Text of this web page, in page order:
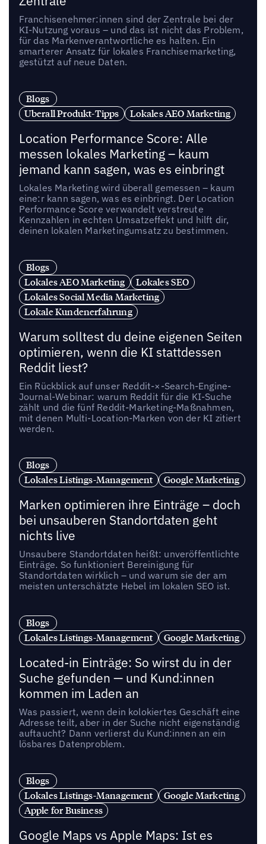
Franchisenehmer:innen sind der Zentrale bei der
KI-Nutzung voraus – und das ist nicht das Problem,
für das Markenverantwortliche es halten. Ein
smarterer Ansatz für lokales Franchisemarketing,
gestützt auf neue Daten.
Blogs
Uberall Produkt-Tipps
Lokales AEO Marketing
Location Performance Score: Alle
messen lokales Marketing – kaum
jemand kann sagen, was es einbringt
Lokales Marketing wird überall gemessen – kaum
eine:r kann sagen, was es einbringt. Der Location
Performance Score verwandelt verstreute
Kennzahlen in echten Umsatzeffekt und hilft dir,
deinen lokalen Marketingumsatz zu bestimmen.
Blogs
Lokales AEO Marketing
Lokales SEO
Lokales Social Media Marketing
Lokale Kundenerfahrung
Warum solltest du deine eigenen Seiten
optimieren, wenn die KI stattdessen
Reddit liest?
Ein Rückblick auf unser Reddit-×-Search-Engine-
Journal-Webinar: warum Reddit für die KI-Suche
zählt und die fünf Reddit-Marketing-Maßnahmen,
mit denen Multi-Location-Marken von der KI zitiert
werden.
Blogs
Lokales Listings-Management
Google Marketing
Marken optimieren ihre Einträge – doch
bei unsauberen Standortdaten geht
nichts live
Unsaubere Standortdaten heißt: unveröffentlichte
Einträge. So funktioniert Bereinigung für
Standortdaten wirklich – und warum sie der am
meisten unterschätzte Hebel im lokalen SEO ist.
Blogs
Lokales Listings-Management
Google Marketing
Located-in Einträge: So wirst du in der
Suche gefunden — und Kund:innen
kommen im Laden an
Was passiert, wenn dein kolokiertes Geschäft eine
Adresse teilt, aber in der Suche nicht eigenständig
auftaucht? Dann verlierst du Kund:innen an ein
lösbares Datenproblem.
Blogs
Lokales Listings-Management
Google Marketing
Apple for Business
Google Maps vs Apple Maps: Ist es